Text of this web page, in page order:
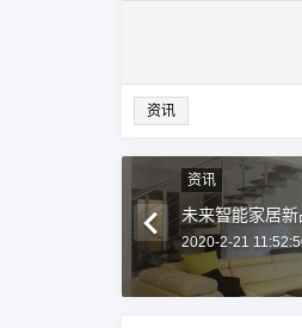
资讯
资讯
未来智能家居
2020-2-21